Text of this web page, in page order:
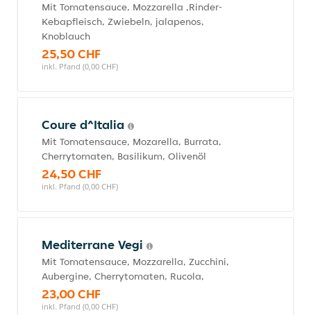
Mit Tomatensauce, Mozzarella ,Rinder-
Kebapfleisch, Zwiebeln, jalapenos,
Knoblauch
25,50 CHF
inkl. Pfand (0,00 CHF)
Coure d^Italia
Mit Tomatensauce, Mozarella, Burrata,
Cherrytomaten, Basilikum, Olivenöl
24,50 CHF
inkl. Pfand (0,00 CHF)
Mediterrane Vegi
Mit Tomatensauce, Mozzarella, Zucchini,
Aubergine, Cherrytomaten, Rucola,
23,00 CHF
inkl. Pfand (0,00 CHF)